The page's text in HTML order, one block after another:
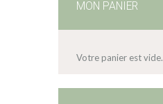
MON PANIER
Votre panier est vide.